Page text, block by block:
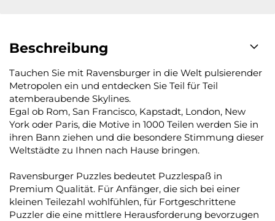
Beschreibung
Tauchen Sie mit Ravensburger in die Welt pulsierender
Metropolen ein und entdecken Sie Teil für Teil
atemberaubende Skylines.
Egal ob Rom, San Francisco, Kapstadt, London, New
York oder Paris, die Motive in 1000 Teilen werden Sie in
ihren Bann ziehen und die besondere Stimmung dieser
Weltstädte zu Ihnen nach Hause bringen.
Ravensburger Puzzles bedeutet Puzzlespaß in
Premium Qualität. Für Anfänger, die sich bei einer
kleinen Teilezahl wohlfühlen, für Fortgeschrittene
Puzzler die eine mittlere Herausforderung bevorzugen